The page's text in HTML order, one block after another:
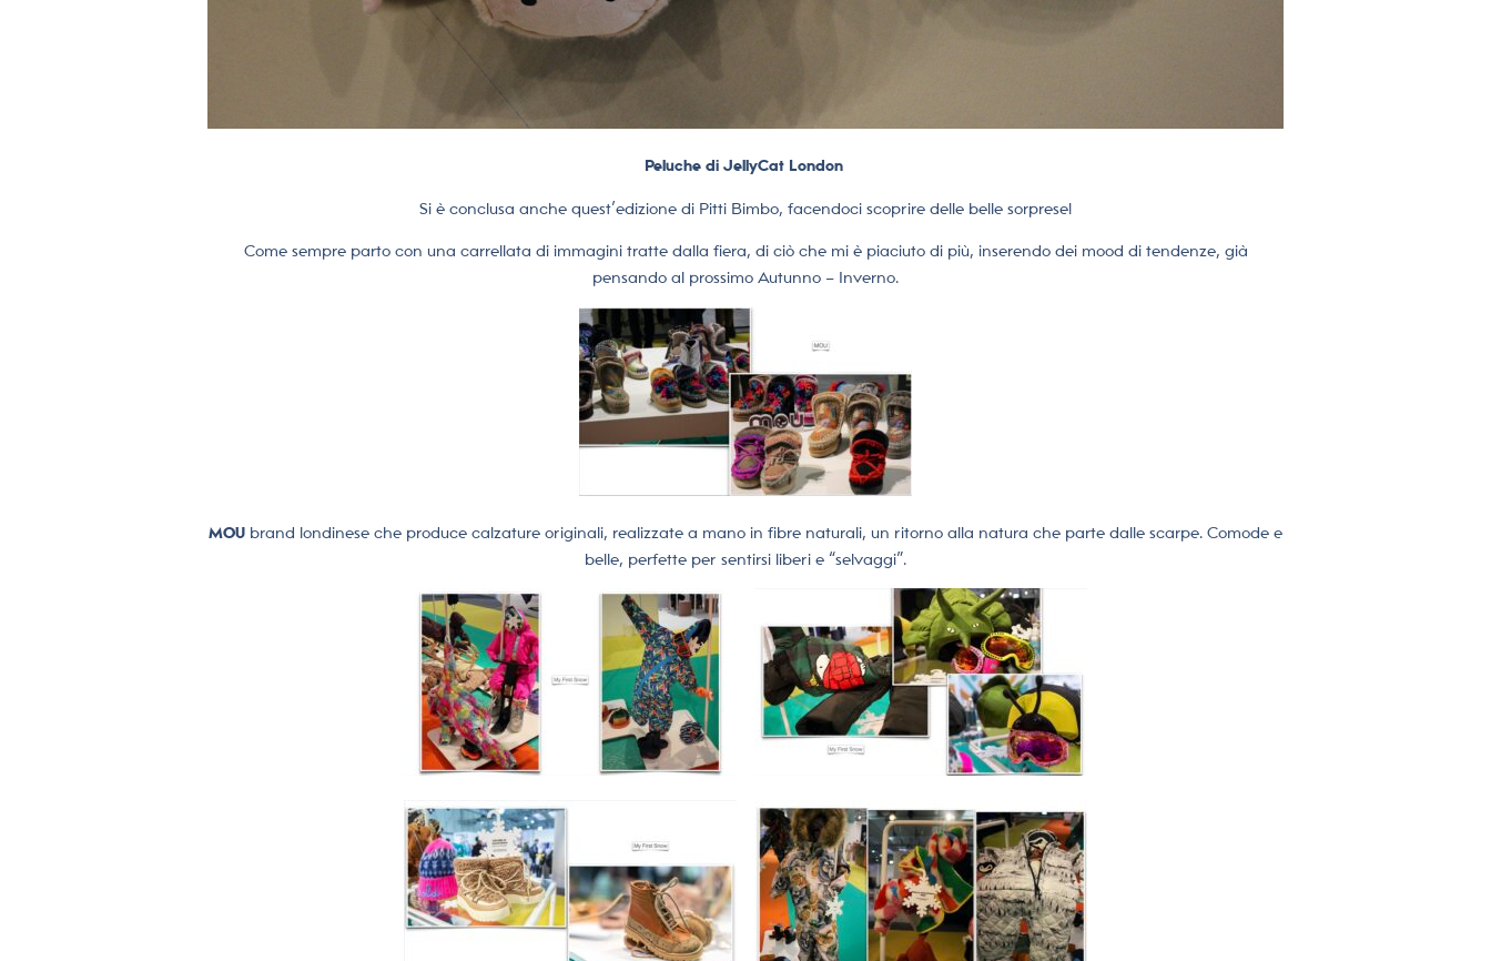
Peluche di JellyCat London
Si è conclusa anche quest’edizione di Pitti Bimbo, facendoci scoprire delle belle sorprese!
Come sempre parto con una carrellata di immagini tratte dalla fiera, di ciò che mi è piaciuto di più, inserendo dei mood di tendenze, già
pensando al prossimo Autunno – Inverno.
MOU brand londinese che produce calzature originali, realizzate a mano in fibre naturali, un ritorno alla natura che parte dalle scarpe. Comode e
belle, perfette per sentirsi liberi e “selvaggi”.